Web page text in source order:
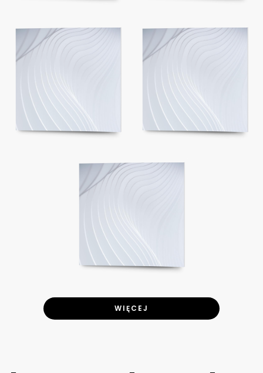
WIĘCEJ